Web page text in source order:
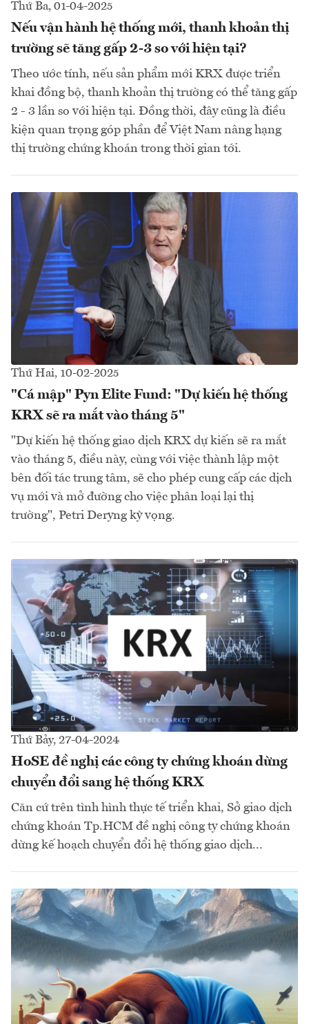
Thứ Ba, 01-04-2025
Nếu vận hành hệ thống mới, thanh khoản thị
trường sẽ tăng gấp 2-3 so với hiện tại?
Theo ước tính, nếu sản phẩm mới KRX được triển
khai đồng bộ, thanh khoản thị trường có thể tăng gấp
2 - 3 lần so với hiện tại. Đồng thời, đây cũng là điều
kiện quan trọng góp phần để Việt Nam nâng hạng
thị trường chứng khoán trong thời gian tới.
Thứ Hai, 10-02-2025
"Cá mập" Pyn Elite Fund: "Dự kiến hệ thống
KRX sẽ ra mắt vào tháng 5"
"Dự kiến hệ thống giao dịch KRX dự kiến sẽ ra mắt
vào tháng 5, điều này, cùng với việc thành lập một
bên đối tác trung tâm, sẽ cho phép cung cấp các dịch
vụ mới và mở đường cho việc phân loại lại thị
trường", Petri Deryng kỳ vọng.
Thứ Bảy, 27-04-2024
HoSE đề nghị các công ty chứng khoán dừng
chuyển đổi sang hệ thống KRX
Căn cứ trên tình hình thực tế triển khai, Sở giao dịch
chứng khoán Tp.HCM đề nghị công ty chứng khoán
dừng kế hoạch chuyển đổi hệ thống giao dịch...